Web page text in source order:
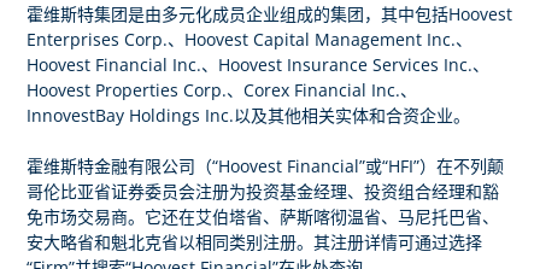
霍维斯特集团是由多元化成员企业组成的集团，其中包括Hoovest
Enterprises Corp.、Hoovest Capital Management Inc.、
Hoovest Financial Inc.、Hoovest Insurance Services Inc.、
Hoovest Properties Corp.、Corex Financial Inc.、
InnovestBay Holdings Inc.以及其他相关实体和合资企业。
霍维斯特金融有限公司（“Hoovest Financial”或“HFI”）在不列颠
哥伦比亚省证券委员会注册为投资基金经理、投资组合经理和豁
免市场交易商。它还在艾伯塔省、萨斯喀彻温省、马尼托巴省、
安大略省和魁北克省以相同类别注册。其注册详情可通过选择